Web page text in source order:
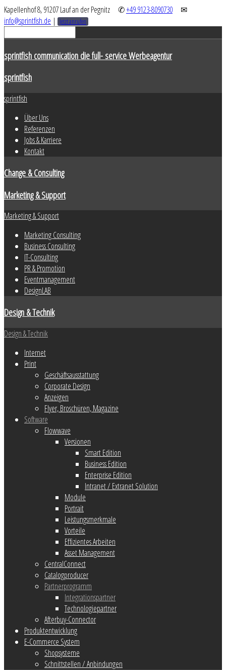
Kapellenhof 8, 91207 Lauf an der Pegnitz ✆+49 9123-8090730
✉
info@sprintfish.de | Jetzt anrufen
sprintfish communication die full- service Werbeagentur
sprintfish
sprintfish
Über Uns
Referenzen
Jobs & Karriere
Kontakt
Change & Consulting
Marketing & Support
Marketing & Support
Marketing Consulting
Business Consulting
IT-Consulting
PR & Promotion
Eventmanagement
DesignLAB
Design & Technik
Design & Technik
Internet
Print
Geschäftsausstattung
Corporate Design
Anzeigen
Flyer, Broschüren, Magazine
Software
Flowwave
Versionen
Smart Edition
Business Edition
Enterprise Edition
Intranet / Extranet Solution
Module
Portrait
Leistungsmerkmale
Vorteile
Effizientes Arbeiten
Asset Management
CentralConnect
Catalogproducer
Partnerprogramm
Integrationspartner
Technologiepartner
Afterbuy-Connector
Produktentwicklung
E-Commerce System
Shopsysteme
Schnittstellen / Anbindungen